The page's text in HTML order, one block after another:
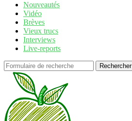
Nouveautés
Vidéo
Brèves
Vieux trucs
Interviews
Live-reports
Rechercher